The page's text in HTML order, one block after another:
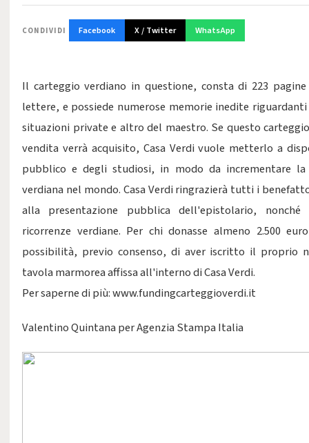
CONDIVIDI Facebook X / Twitter WhatsApp
Il carteggio verdiano in questione, consta di 223
lettere, e possiede numerose memorie inedite
situazioni private e altro del maestro. Se questo
vendita verrà acquisito, Casa Verdi vuole metterlo a
pubblico e degli studiosi, in modo da incrementare la
verdiana nel mondo. Casa Verdi ringrazierà tutti i
alla presentazione pubblica dell'epistolario,
ricorrenze verdiane. Per chi donasse almeno 2.500
possibilità, previo consenso, di aver iscritto il proprio
tavola marmorea affissa all'interno di Casa Verdi.
Per saperne di più: www.fundingcarteggioverdi.it
Valentino Quintana per Agenzia Stampa Italia